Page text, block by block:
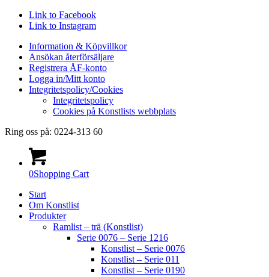
Link to Facebook
Link to Instagram
Information & Köpvillkor
Ansökan återförsäljare
Registrera ÅF-konto
Logga in/Mitt konto
Integritetspolicy/Cookies
Integritetspolicy
Cookies på Konstlists webbplats
Ring oss på: 0224-313 60
0Shopping Cart
Start
Om Konstlist
Produkter
Ramlist – trä (Konstlist)
Serie 0076 – Serie 1216
Konstlist – Serie 0076
Konstlist – Serie 011
Konstlist – Serie 0190